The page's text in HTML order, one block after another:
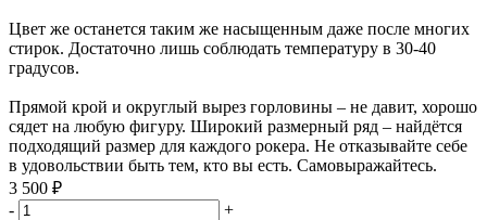
Цвет же останется таким же насыщенным даже после многих
стирок. Достаточно лишь соблюдать температуру в 30-40
градусов.
Прямой крой и округлый вырез горловины – не давит, хорошо
сядет на любую фигуру. Широкий размерный ряд – найдётся
подходящий размер для каждого рокера. Не отказывайте себе
в удовольствии быть тем, кто вы есть. Самовыражайтесь.
3 500 ₽
-
+